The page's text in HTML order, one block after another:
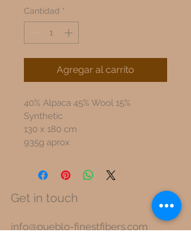
Cantidad *
Agregar al carrito
40% Alpaca 45% Wool 15%
Synthetic
130 x 180 cm
935g aprox
Get in touch
info@pueblo-finestfibers.com